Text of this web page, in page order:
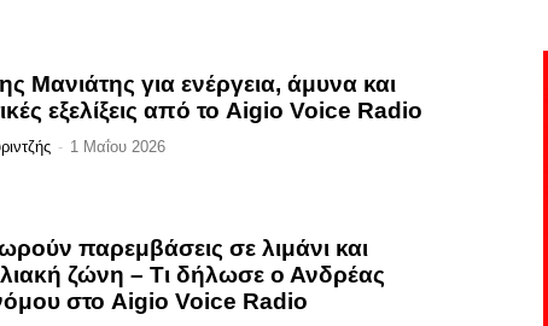
Μανιάτης για ενέργεια, άμυνα και
εξελίξεις από το Aigio Voice Radio
- 1 Μαΐου 2026
παρεμβάσεις σε λιμάνι και
ζώνη – Τι δήλωσε ο Ανδρέας
στο Aigio Voice Radio